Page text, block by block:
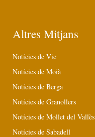
Altres Mitjans
Notícies de Vic
Notícies de Moià
Notícies de Berga
Notícies de Granollers
Notícies de Mollet del Vallès
Notícies de Sabadell